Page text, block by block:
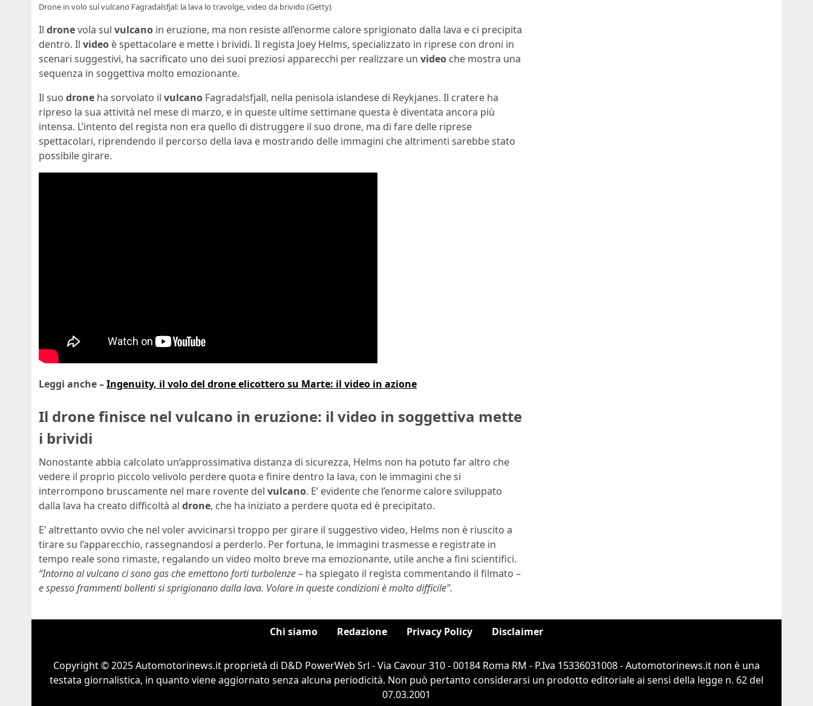
Drone in volo sul vulcano Fagradalsfjal: la lava lo travolge, video da brivido (Getty)
Il dronevola sul vulcano in eruzione, ma non resiste all’enorme calore sprigionato dalla lava e ci precipita
dentro. Il video è spettacolare e mette i brividi. Il regista Joey Helms, specializzato in riprese con droni in
scenari suggestivi, ha sacrificato uno dei suoi preziosi apparecchi per realizzare un video che mostra una
sequenza in soggettiva molto emozionante.
Il suo drone ha sorvolato il vulcano Fagradalsfjall, nella penisola islandese di Reykjanes. Il cratere ha
ripreso la sua attività nel mese di marzo, e in queste ultime settimane questa è diventata ancora più
intensa. L’intento del regista non era quello di distruggere il suo drone, ma di fare delle riprese
spettacolari, riprendendo il percorso della lava e mostrando delle immagini che altrimenti sarebbe stato
possibile girare.
Leggi anche –Ingenuity, il volo del drone elicottero su Marte: il video in azione
Il drone finisce nel vulcano in eruzione: il video in soggettiva mette
i brividi
Nonostante abbia calcolato un’approssimativa distanza di sicurezza, Helms non ha potuto far altro che
vedere il proprio piccolo velivolo perdere quota e finire dentro la lava, con le immagini che si
interrompono bruscamente nel mare rovente del vulcano. E’ evidente che l’enorme calore sviluppato
dalla lava ha creato difficoltà al drone, che ha iniziato a perdere quota ed è precipitato.
E’ altrettanto ovvio che nel voler avvicinarsi troppo per girare il suggestivo video, Helms non è riuscito a
tirare su l’apparecchio, rassegnandosi a perderlo. Per fortuna, le immagini trasmesse e registrate in
tempo reale sono rimaste, regalando un video molto breve ma emozionante, utile anche a fini scientifici.
“Intorno al vulcano ci sono gas che emettono forti turbolenze– ha spiegato il regista commentando il filmato –
e spesso frammenti bollenti si sprigionano dalla lava. Volare in queste condizioni è molto difficile”.
Chi siamo Redazione Privacy Policy Disclaimer
Copyright © 2025 Automotorinews.it proprietà di D&D PowerWeb Srl - Via Cavour 310 - 00184 Roma RM - P.Iva 15336031008 - Automotorinews.it non è una
testata giornalistica, in quanto viene aggiornato senza alcuna periodicità. Non può pertanto considerarsi un prodotto editoriale ai sensi della legge n. 62 del
07.03.2001